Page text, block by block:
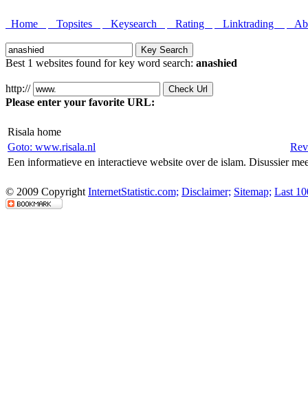
Home Topsites Keysearch Rating Linktrading
Best 1 websites found for key word search: anashied
http://
Please enter your favorite URL:
Risala home
Goto: www.risala.nl
Een informatieve en interactieve website over de islam. Disussier
© 2009 Copyright InternetStatistic.com; Disclaimer; Sitemap; Last